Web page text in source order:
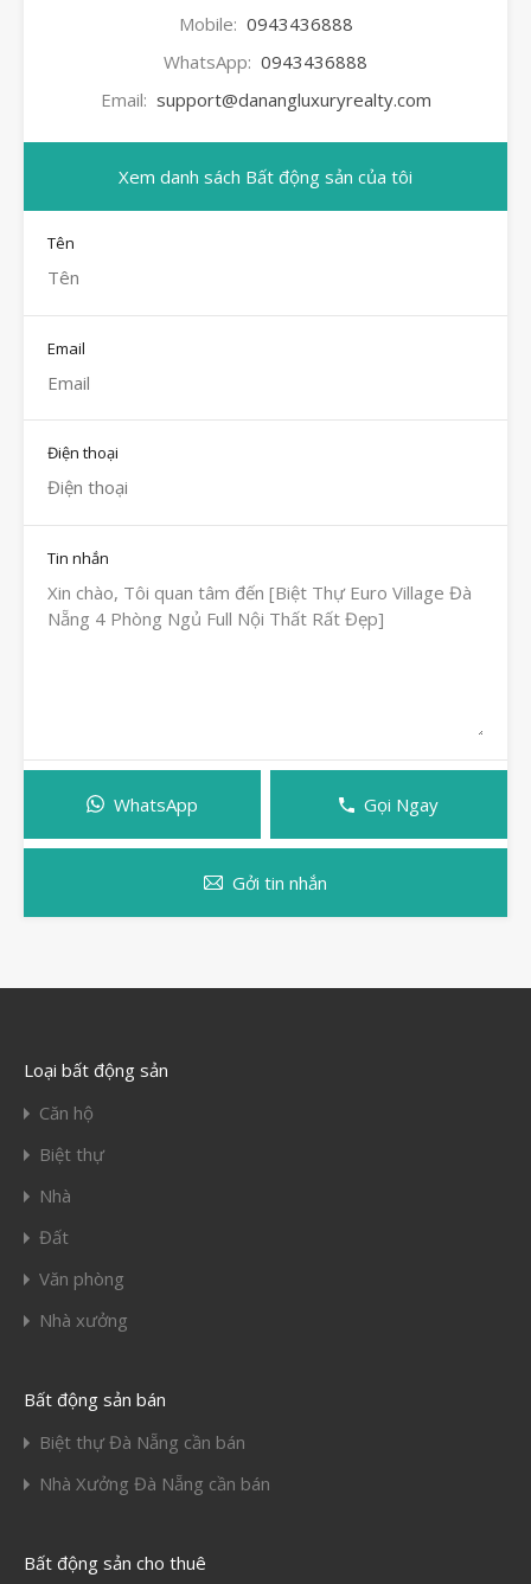
Mobile: 0943436888
WhatsApp: 0943436888
Email: support@danangluxuryrealty.com
Xem danh sách Bất động sản của tôi
Tên
Email
Điện thoại
Tin nhắn
WhatsApp Gọi Ngay
Gởi tin nhắn
Loại bất động sản
Căn hộ
Biệt thự
Nhà
Đất
Văn phòng
Nhà xưởng
Bất động sản bán
Biệt thự Đà Nẵng cần bán
Nhà Xưởng Đà Nẵng cần bán
Bất động sản cho thuê